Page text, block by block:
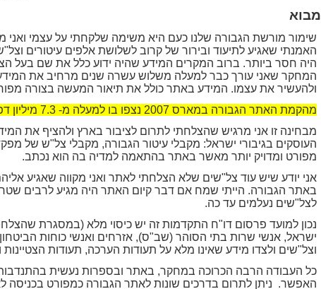
מבוא
שימור מורשת הגבורה שלנו כעם היא משימה שלקחתי על עצמי
האמנתי שאגיע לתיעוד ובירור של קרוב לשלושת אלפים עיטורים
היה חסר ביותר. ברוב המקרים המידע שהיה ידוע כלל את שם
המחקר שאני עורך כבר למעלה משלוש עשרה שנים מרחיב את
ולהעשיר את עצמו. המידע באתר כולל את תיאור המעשה בצורה
מהקמת האתר הגבורה במארס 2007 נצפו בו למעלה מ- 7.3 מיליון דפי מידע ונספרו 3.9 מיליון כניסות.
מבחינה זו אני מרגיש שהצלחתי לתרום לציבור בארץ ולהציף את
העוסקים בגיבורי ישראל: מקבלי עיטור הגבורה, מקבלי צל"ש של
מפורט ומדויק יותר מאשר באתר בהתאמה למדיה בה הוא נכתב.
אני יודע שיש עוד צל"שים שלא הצלחתי לאתר ואני מקווה שאגיע
באתר הגבורה. הייתי שמח אם דבר קיום האתר היה מגיע לרבים
לצל"שים נעלמים עד כה.
נכון למועד פרסום דו"ח התקדמות זה יש כיסוי מלא (במסגרת
ישראל, אנשי שרות בתי הסוהר (שב"ס), אזרחים ואנשי כוחות
וצל"שים ולצדו מידע שאינו מלא על תעודות הערכה, תעודות הצטיינות
כל העבודה הרבה הכרוכה במחקר, באתר ובספרות נעשית
האפשר. ניתן לתרום בדרכים שונות לאתר הגבורה כמפורט בכניסה